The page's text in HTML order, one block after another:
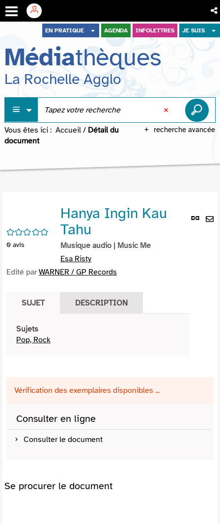
menu
contenu
recherche
EN PRATIQUE AGENDA INFOLETTRES JE SUIS
Médiathèques
La Rochelle Agglo
recherche avancée
Vous êtes ici : Accueil / Détail du
document
Lien
/5
0 avis
Hanya Ingin Kau
Tahu
Musique audio | Music Me
Esa Risty
Edité parWARNER / GP Records
SUJET DESCRIPTION
Sujets
Pop, Rock
Vérification des exemplaires disponibles ...
Consulter en ligne
Consulter le document
Se procurer le document